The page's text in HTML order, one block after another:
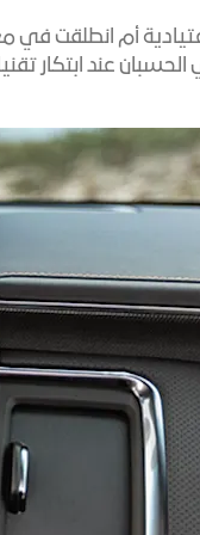
أم انطلقت
عند ابتكار